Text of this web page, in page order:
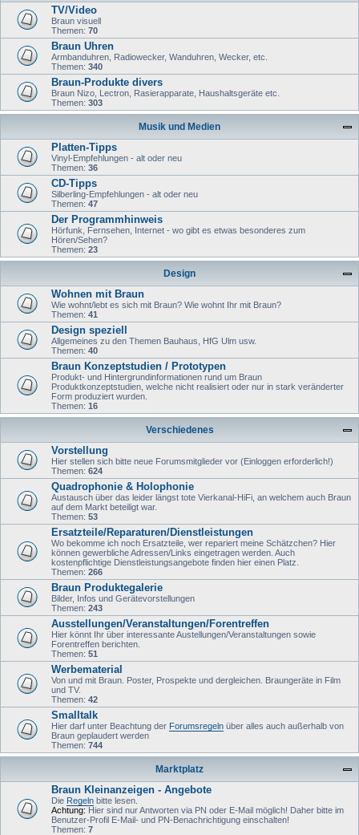
TV/Video
Braun visuell
Themen: 70
Braun Uhren
Armbanduhren, Radiowecker, Wanduhren, Wecker, etc.
Themen: 340
Braun-Produkte divers
Braun Nizo, Lectron, Rasierapparate, Haushaltsgeräte etc.
Themen: 303
Musik und Medien
Platten-Tipps
Vinyl-Empfehlungen - alt oder neu
Themen: 36
CD-Tipps
Silberling-Empfehlungen - alt oder neu
Themen: 47
Der Programmhinweis
Hörfunk, Fernsehen, Internet - wo gibt es etwas besonderes zum
Hören/Sehen?
Themen: 23
Design
Wohnen mit Braun
Wie wohnt/lebt es sich mit Braun? Wie wohnt Ihr mit Braun?
Themen: 41
Design speziell
Allgemeines zu den Themen Bauhaus, HfG Ulm usw.
Themen: 40
Braun Konzeptstudien / Prototypen
Produkt- und Hintergrundinformationen rund um Braun
Produktkonzeptstudien, welche nicht realisiert oder nur in stark veränderter
Form produziert wurden.
Themen: 16
Verschiedenes
Vorstellung
Hier stellen sich bitte neue Forumsmitglieder vor (Einloggen erforderlich!)
Themen: 624
Quadrophonie & Holophonie
Austausch über das leider längst tote Vierkanal-HiFi, an welchem auch Braun
auf dem Markt beteiligt war.
Themen: 53
Ersatzteile/Reparaturen/Dienstleistungen
Wo bekomme ich noch Ersatzteile, wer repariert meine Schätzchen? Hier
können gewerbliche Adressen/Links eingetragen werden. Auch
kostenpflichtige Dienstleistungsangebote finden hier einen Platz.
Themen: 266
Braun Produktegalerie
Bilder, Infos und Gerätevorstellungen
Themen: 243
Ausstellungen/Veranstaltungen/Forentreffen
Hier könnt Ihr über interessante Austellungen/Veranstaltungen sowie
Forentreffen berichten.
Themen: 51
Werbematerial
Von und mit Braun. Poster, Prospekte und dergleichen. Braungeräte in Film
und TV.
Themen: 42
Smalltalk
Hier darf unter Beachtung der Forumsregeln über alles auch außerhalb von
Braun geplaudert werden
Themen: 744
Marktplatz
Braun Kleinanzeigen - Angebote
Die Regeln bitte lesen.
Achtung: Hier sind nur Antworten via PN oder E-Mail möglich! Daher bitte im
Benutzer-Profil E-Mail- und PN-Benachrichtigung einschalten!
Themen: 7